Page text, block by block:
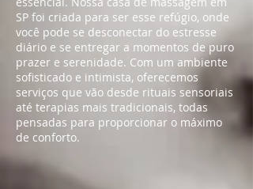
SP foi criada para ser esse refúgio, onde
você pode se desconectar do estresse
diário e se entregar a momentos de puro
prazer e serenidade. Com um ambiente
sofisticado e intimista, oferecemos
serviços que vão desde rituais sensoriais
até terapias mais tradicionais, todas
pensadas para proporcionar o máximo
de conforto.